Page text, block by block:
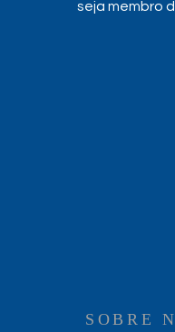
seja membro
SOBRE